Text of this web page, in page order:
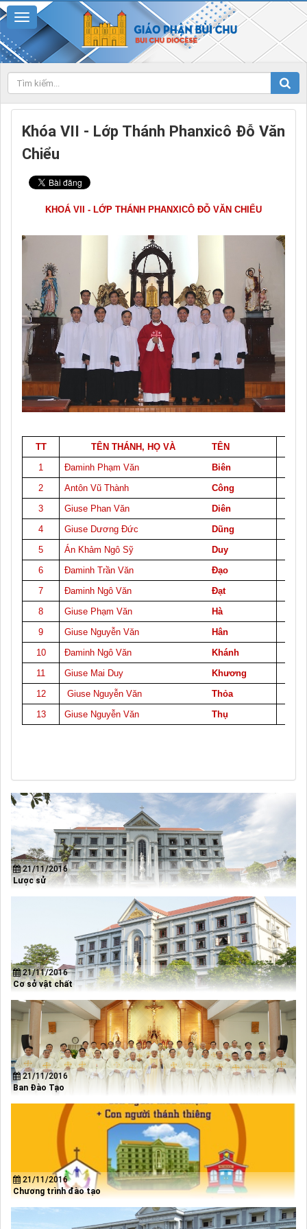
Khóa VII - Lớp Thánh Phanxicô Đỗ Văn
Chiểu
KHOÁ VII - LỚP THÁNH PHANXICÔ ĐỖ VĂN CHIỂU
TT TÊN THÁNH, HỌ VÀ TÊN
1
Đaminh Phạm Văn Biên
2
Antôn Vũ Thành Công
3
Giuse Phan Văn Diên
4
Giuse Dương Đức Dũng
5
Án Khảm Ngô Sỹ Duy
6
Đaminh Trần Văn Đạo
7
Đaminh Ngô Văn Đạt
8
Giuse Phạm Văn Hà
9
Giuse Nguyễn Văn Hân
10
Đaminh Ngô Văn Khánh
11
Giuse Mai Duy Khương
12
Giuse Nguyễn Văn Thỏa
13
Giuse Nguyễn Văn Thụ
21/11/2016
Lược sử
21/11/2016
Cơ sở vật chất
21/11/2016
Ban Đào Tạo
21/11/2016
Chương trình đào tạo